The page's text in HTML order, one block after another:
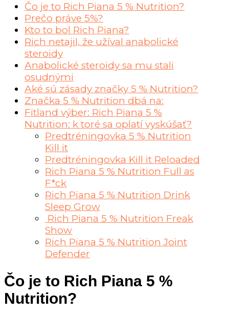
Čo je to Rich Piana 5 % Nutrition?
Prečo práve 5%?
Kto to bol Rich Piana?
Rich netajil, že užíval anabolické
steroidy
Anabolické steroidy sa mu stali
osudnými
Aké sú zásady značky 5 % Nutrition?
Značka 5 % Nutrition dbá na:
Fitland výber: Rich Piana 5 %
Nutrition: k toré sa oplatí vyskúšať?
Predtréningovka 5 % Nutrition
Kill it
Predtréningovka Kill it Reloaded
Rich Piana 5 % Nutrition Full as
F*ck
Rich Piana 5 % Nutrition Drink
Sleep Grow
Rich Piana 5 % Nutrition Freak
Show
Rich Piana 5 % Nutrition Joint
Defender
Čo je to Rich Piana 5 %
Nutrition?